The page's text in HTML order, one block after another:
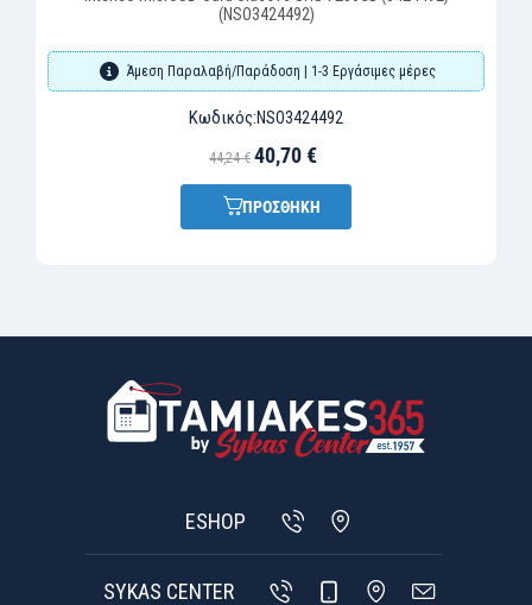
(NSO3424492)
Άμεση Παραλαβή/Παράδοση | 1-3 Εργάσιμες μέρες
Κωδικός:NSO3424492
44,24 € 40,70 €
ΠΡΟΣΘΗΚΗ
ESHOP
SYKAS CENTER